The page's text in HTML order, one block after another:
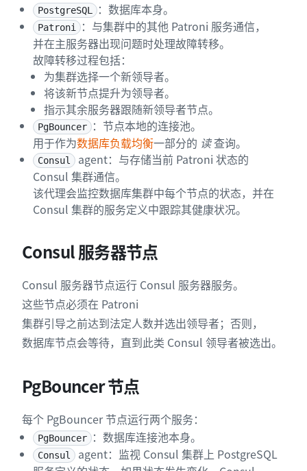
PostgreSQL ：数据库本身。
Patroni
：与集群中的其他 Patroni 服务通信，
并在主服务器出现问题时处理故障转移。
故障转移过程包括：
为集群选择一个新领导者。
将该新节点提升为领导者。
指示其余服务器跟随新领导者节点。
PgBouncer
：节点本地的连接池。
用于作为数据库负载均衡一部分的 读查询。
Consul
agent：与存储当前 Patroni 状态的
Consul 集群通信。
该代理会监控数据库集群中每个节点的状态，并在
Consul 集群的服务定义中跟踪其健康状况。
Consul 服务器节点
Consul 服务器节点运行 Consul 服务器服务。
这些节点必须在 Patroni
集群引导之前达到法定人数并选出领导者；否则，
数据库节点会等待，直到此类 Consul 领导者被选出。
PgBouncer 节点
每个 PgBouncer 节点运行两个服务：
PgBouncer ：数据库连接池本身。
Consul
agent：监视 Consul 集群上 PostgreSQL